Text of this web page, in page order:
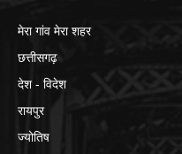
मेरा गांव मेरा शहर
छत्तीसगढ़
देश - विदेश
रायपुर
ज्योतिष